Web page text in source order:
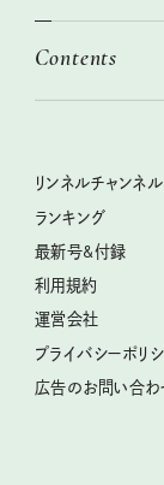
絶品、お餅レシピ大
クラフトビール案内
母の日に贈りたい
女子旅おすすめ
リンネル 暮らしの
ナチュラルメイクレ
喜ばれる贈り物手
猫と一緒に心地い
ぐれいさん
空想喫茶トラノコ
圷みほさんのゆる
豆柴・まもるくんの
柳沢小実さんのお
valoさんのかわい
Contents
リンネル暮らし部
リンネルチャンネル
おぱんつ君のわく
毎日が心地よくな
リンネルチャンネル
ランキング
最新号&付録
利用規約
運営会社
プライバシーポリ
広告のお問い合わ